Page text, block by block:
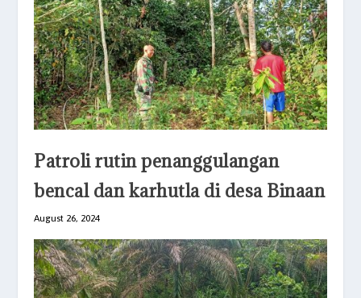
Patroli rutin penanggulangan
bencal dan karhutla di desa Binaan
August 26, 2024